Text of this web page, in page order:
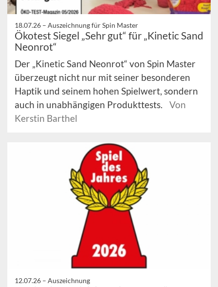
18.07.26 – Auszeichnung für Spin Master
Ökotest Siegel „Sehr gut“ für „Kinetic Sand
Neonrot“
Der „Kinetic Sand Neonrot“ von Spin Master
überzeugt nicht nur mit seiner besonderen
Haptik und seinem hohen Spielwert, sondern
auch in unabhängigen Produkttests.
Von
Kerstin Barthel
12.07.26 – Auszeichnung